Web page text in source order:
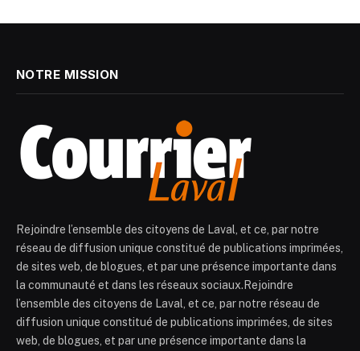
NOTRE MISSION
Rejoindre l’ensemble des citoyens de Laval, et ce, par notre
réseau de diffusion unique constitué de publications imprimées,
de sites web, de blogues, et par une présence importante dans
la communauté et dans les réseaux sociaux.Rejoindre
l’ensemble des citoyens de Laval, et ce, par notre réseau de
diffusion unique constitué de publications imprimées, de sites
web, de blogues, et par une présence importante dans la